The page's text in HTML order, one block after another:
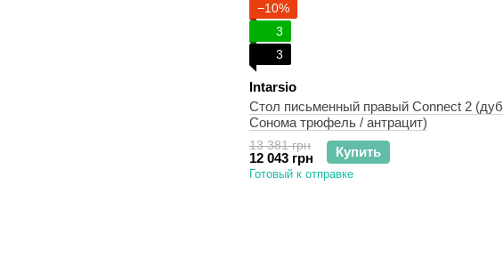
−10%
3
3
Intarsio
Стол письменный правый Connect 2 (дуб
Сонома трюфель / антрацит)
13 381 грн
12 043 грн Купить
Готовый к отправке